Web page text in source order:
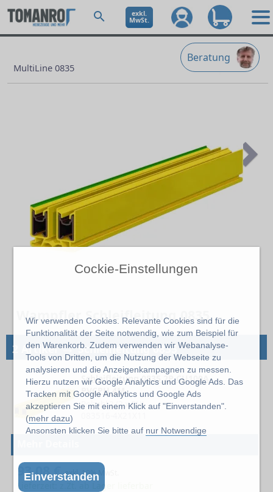
Cockie-Einstellungen
Wir verwenden Cookies. Relevante Cookies sind für die
Funktionalität der Seite notwendig, wie zum Beispiel für
den Warenkorb. Zudem verwenden wir Webanalyse-
Tools von Dritten, um die Nutzung der Webseite zu
analysieren und die Anzeigenkampagnen zu messen.
Hierzu nutzen wir Google Analytics und Google Ads. Das
Tracken mit Google Analytics und Google Ads
akzeptieren Sie mit einem Klick auf "Einverstanden".
(mehr dazu)
Ansonsten klicken Sie bitte auf nur Notwendige
Einverstanden
exkl.
MwSt.
Beratung
MultiLine 0835
Wampfler Schleifleitung 0835
2 Artikel→Schleifleitung 0835
Schleifleitung 0835 2P CU100A
PVCPH 4M
Polzahl 2 (2 x PH)
93,08 €exkl. 19% MwSt.
Lieferzeit: z.Zt. ab Lager lieferbar